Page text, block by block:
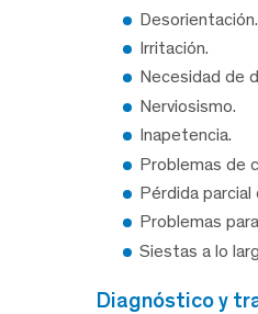
Desorientación.
Irritación.
Necesidad de
Nerviosismo.
Inapetencia.
Problemas de
Pérdida parcial
Problemas
Siestas a lo
diagnóstico y